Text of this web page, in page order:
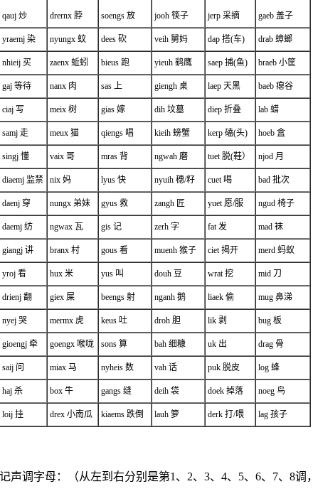
qauj 炒 drernx 脖 soengs 放 jooh 筷子 jerp 采摘 gaeb 盖子
yraemj 染 nyungx 蚊 dees 砍 veih 舅妈 dap 搭(车) drab 蟑螂
nhieij 买 zaenx 蚯蚓 bieus 跑 yieuh 鹞鹰 saep 捕(鱼) braeb 小筐
gaj 等待 nanx 肉 sas 上 giengh 桌 laep 天黑 baeb 瘪谷
ciaj 写 meix 树 gias 嫁 dih 坟墓 diep 折叠 lab 蜡
samj 走 meux 猫 qiengs 唱 kieih 螃蟹 kerp 磕(头) hoeb 盒
singj 懂 vaix 哥 mras 背 ngwah 磨 tuet 脱(鞋） njod 月
diaemj 监禁 nix 妈 lyus 快 nyuih 穗/籽 cuet 喝 bad 批次
daenj 穿 nungx 弟妹 gyus 救 zangh 匠 yuet 愿/服 ngud 椅子
daemj 纺 ngwax 瓦 gis 记 zerh 字 fat 发 mad 袜
giangj 讲 branx 村 gous 看 muenh 猴子 ciet 揭开 merd 蚂蚁
yroj 看 hux 米 yus 叫 douh 豆 wrat 挖 mid 刀
drienj 翻 giex 屎 beengs 射 nganh 鹅 liaek 偷 mug 鼻涕
nyej 哭 mermx 虎 keus 吐 droh 胆 lik 剥 bug 板
gioengj 牵 goengx 喉咙 sons 算 bah 细糠 uk 出 drag 骨
saij 问 miax 马 nyheis 数 vah 话 puk 脱皮 log 蜂
haj 杀 box 牛 gangs 缝 deih 袋 doek 掉落 noeg 鸟
loij 挂 drex 小南瓜 kiaems 跌倒 lauh 箩 derk 打/喂 lag 孩子
调字母：（从左到右分别是第1、2、3、4、5、6、7、8调，